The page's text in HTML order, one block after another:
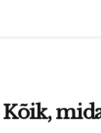
Kõik,